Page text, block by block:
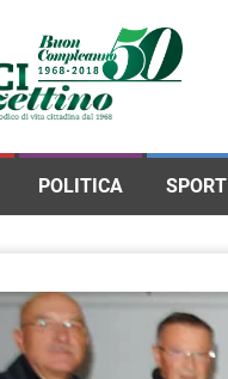
POLITICA SPORT